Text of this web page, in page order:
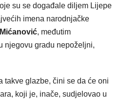
su se događale diljem Lijepe
imena narodnjačke
, međutim
njegovu gradu nepoželjni,
takve glazbe, čini se da će oni
koji je, inače, sudjelovao u